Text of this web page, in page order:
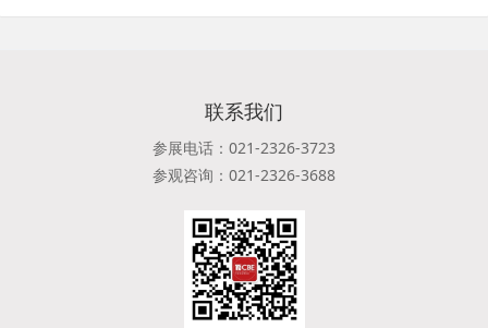
联系我们
参展电话：021-2326-3723
参观咨询：021-2326-3688